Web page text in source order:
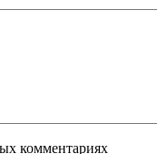
комментариях